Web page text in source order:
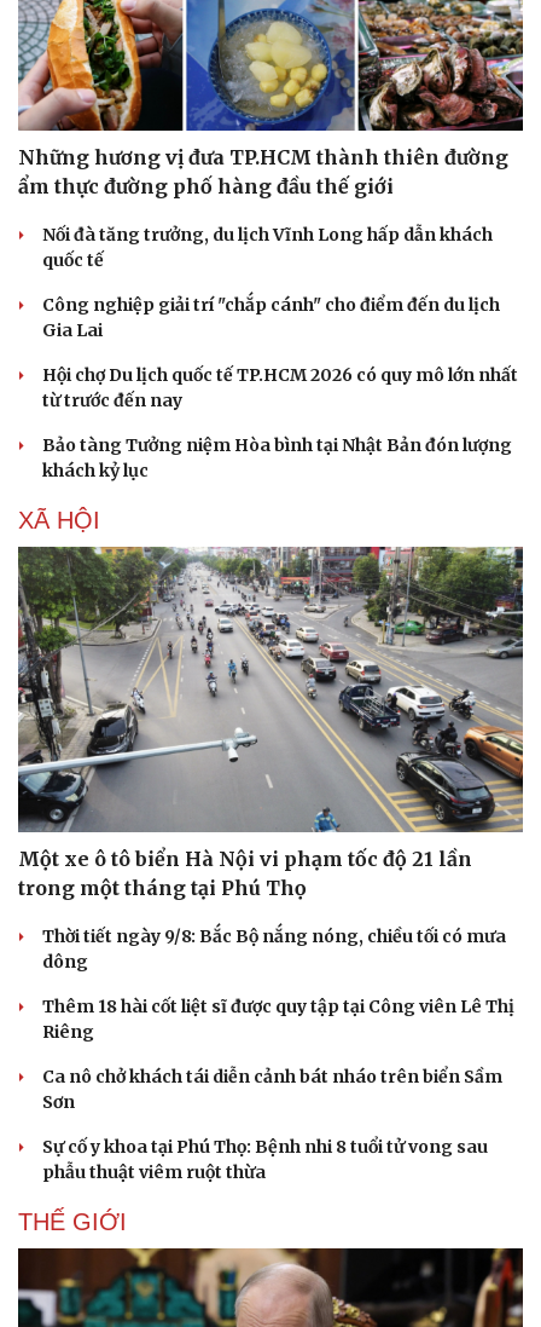
Văn hóa
Sân khấu - Điện ảnh
Văn học
Âm nhạc
Di sản
Giải trí
Nghệ sĩ
Thời trang
Sao Việt
Những hương vị đưa TP.HCM thành thiên đường
ẩm thực đường phố hàng đầu thế giới
Nối đà tăng trưởng, du lịch Vĩnh Long hấp dẫn khách
quốc tế
Công nghiệp giải trí "chắp cánh" cho điểm đến du lịch
Gia Lai
Hội chợ Du lịch quốc tế TP.HCM 2026 có quy mô lớn nhất
từ trước đến nay
Bảo tàng Tưởng niệm Hòa bình tại Nhật Bản đón lượng
khách kỷ lục
XÃ HỘI
Một xe ô tô biển Hà Nội vi phạm tốc độ 21 lần
trong một tháng tại Phú Thọ
Thời tiết ngày 9/8: Bắc Bộ nắng nóng, chiều tối có mưa
dông
Thêm 18 hài cốt liệt sĩ được quy tập tại Công viên Lê Thị
Riêng
Ca nô chở khách tái diễn cảnh bát nháo trên biển Sầm
Sơn
Sự cố y khoa tại Phú Thọ: Bệnh nhi 8 tuổi tử vong sau
phẫu thuật viêm ruột thừa
THẾ GIỚI